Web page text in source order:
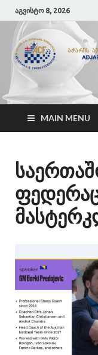
აგვისტო 8, 2026
ACF
აჭარის ჭადრაკის
MAIN MENU